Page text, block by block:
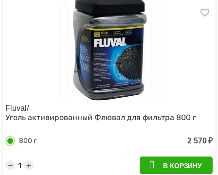
Fluval/
Уголь активированный Флювал для фильтра 800 г
800 г 2 570₽
+
− В КОРЗИНУ